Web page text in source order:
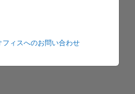
フィスへのお問い合わせ